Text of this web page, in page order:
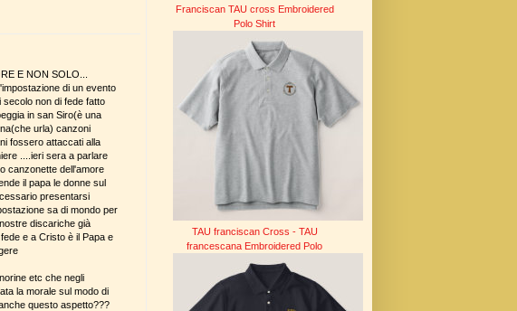
E NON SOLO...
di un evento
secolo non di fede fatto
in san Siro(è una
urla) canzoni
fossero attaccati alla
....ieri sera a parlare
canzonette dell'amore
il papa le donne sul
presentarsi
sa di mondo per
discariche già
e a Cristo è il Papa e
etc che negli
la morale sul modo di
questo aspetto???
Franciscan TAU cross Embroidered
Polo Shirt
TAU franciscan Cross - TAU
francescana Embroidered Polo